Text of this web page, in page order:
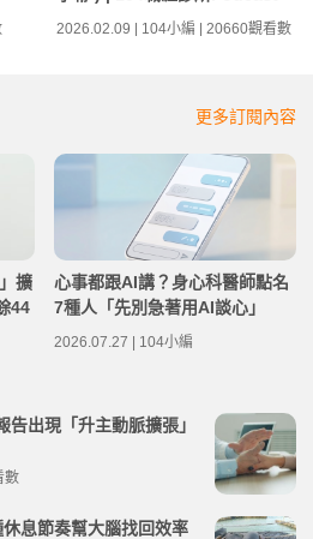
2026.02.09 | 104小編 | 20660觀看數
更多訂閱內容
擴
44
心事都跟AI講？身心科醫師點名
7種人「先別急著用AI談心」
2026.07.27 | 104小編
出現「升主動脈擴張」
數
息節奏幫大腦找回效率